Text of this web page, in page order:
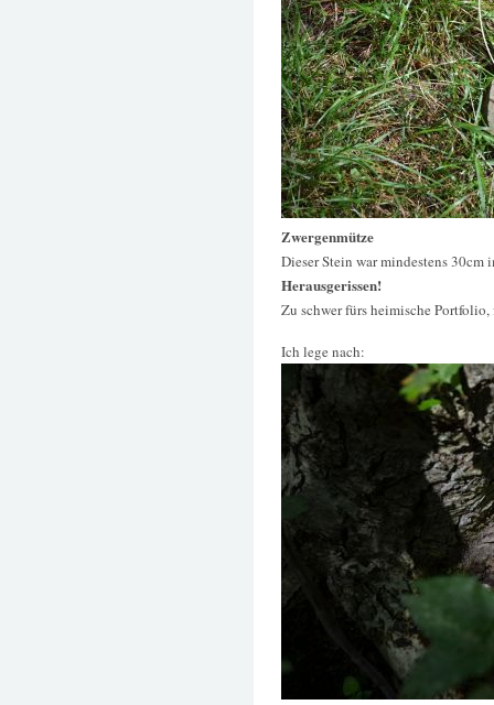
Zwergenmütze
Dieser Stein war mindestens
Herausgerissen!
Zu schwer fürs heimische Portfolio,
Ich lege nach: